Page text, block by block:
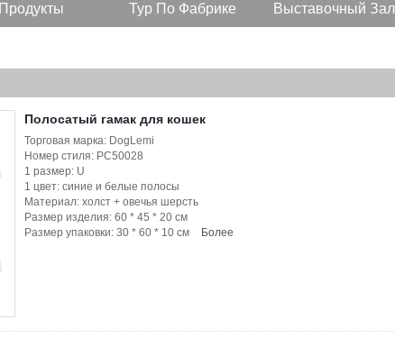
Продукты Тур По Фабрике Выставочный Зал
Полосатый гамак для кошек
Торговая марка: DogLemi
Номер стиля: PC50028
1 размер: U
1 цвет: синие и белые полосы
Материал: холст + овечья шерсть
Размер изделия: 60 * 45 * 20 см
Размер упаковки: 30 * 60 * 10 см
Более